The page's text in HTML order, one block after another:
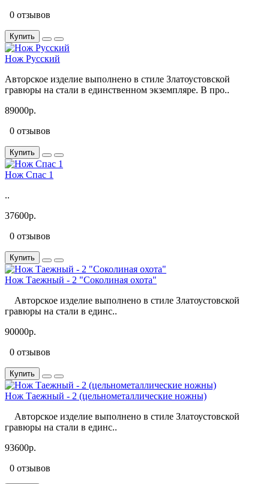
0 отзывов
Купить
Нож Русский
Авторское изделие выполнено в стиле Златоустовской
гравюры на стали в единственном экземпляре. В про..
89000р.
0 отзывов
Купить
Нож Спас 1
..
37600р.
0 отзывов
Купить
Нож Таежный - 2 "Соколиная охота"
Авторское изделие выполнено в стиле Златоустовской
гравюры на стали в единс..
90000р.
0 отзывов
Купить
Нож Таежный - 2 (цельнометаллические ножны)
Авторское изделие выполнено в стиле Златоустовской
гравюры на стали в единс..
93600р.
0 отзывов